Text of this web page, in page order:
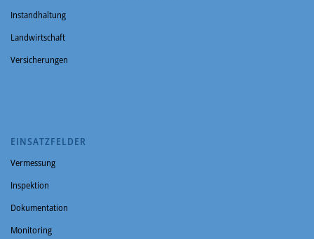
Instandhaltung
Landwirtschaft
Versicherungen
EINSATZFELDER
Vermessung
Inspektion
Dokumentation
Monitoring